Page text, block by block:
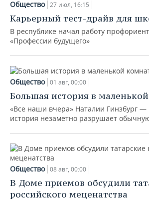
Общество 27 июл, 16:15
Карьерный тест-драйв для
В республике начал работу
«Профессии будущего»
Общество 01 авг, 00:00
Большая история в
«Все наши вчера» Наталии Гинзбург —
история незаметно разрушает
Общество 08 авг, 00:00
В Доме приемов обсудили
российского меценатства